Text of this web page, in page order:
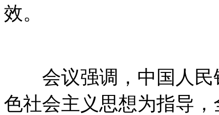
效。
会议强调，中国人民
色社会主义思想为指导